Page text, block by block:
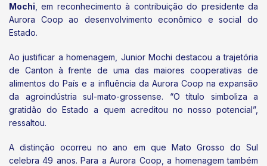
Mochi , em reconhecimento à contribuição do presidente da
Aurora Coop ao desenvolvimento econômico e social do
Estado.
Ao justificar a homenagem, Junior Mochi destacou a trajetória
de Canton à frente de uma das maiores cooperativas de
alimentos do País e a influência da Aurora Coop na expansão
da agroindústria sul-mato-grossense. “O título simboliza a
gratidão do Estado a quem acreditou no nosso potencial”,
ressaltou.
A distinção ocorreu no ano em que Mato Grosso do Sul
celebra 49 anos. Para a Aurora Coop, a homenagem também